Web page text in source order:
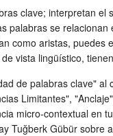
clave; interpretan
palabras se
como aristas,
vista lingüístico,
de palabras clave"
Limitantes",
micro-contextual en
Tuğberk Gübür